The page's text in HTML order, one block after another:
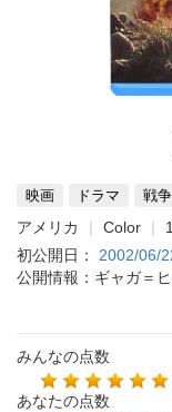
映画 ドラマ 戦争
アメリカ Color
初公開日： 2002/06/
公開情報：ギャガ＝
みんなの点数
あなたの点数